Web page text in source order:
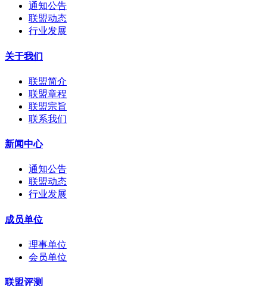
通知公告
联盟动态
行业发展
关于我们
联盟简介
联盟章程
联盟宗旨
联系我们
新闻中心
通知公告
联盟动态
行业发展
成员单位
理事单位
会员单位
联盟评测